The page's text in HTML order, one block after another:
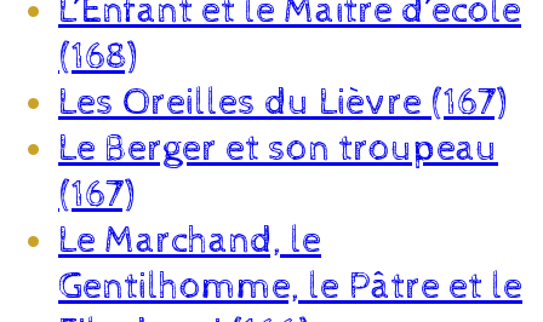
L’Enfant et le Maître d’école
(168)
Les Oreilles du Lièvre (167)
Le Berger et son troupeau
(167)
Le Marchand, le
Gentilhomme, le Pâtre et le